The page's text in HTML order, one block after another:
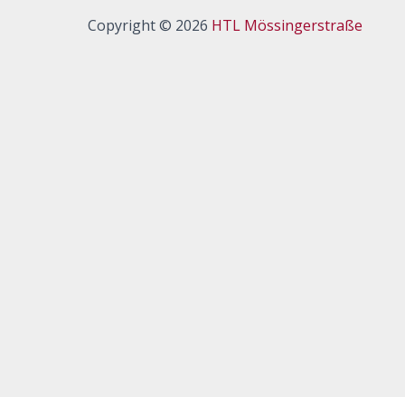
Copyright © 2026 HTL Mössingerstraße